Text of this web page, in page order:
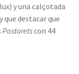
y una calçotada
que destacar que
Pastoretscon 44